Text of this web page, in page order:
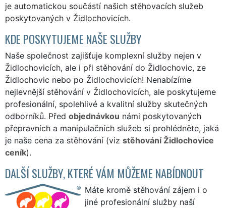
je automatickou součástí našich stěhovacích služeb
poskytovaných v Židlochovicích.
KDE POSKYTUJEME NAŠE SLUŽBY
Naše společnost zajišťuje komplexní služby nejen v
Židlochovicích, ale i při stěhování do Židlochovic, ze
Židlochovic nebo po Židlochovicích! Nenabízíme
nejlevnější stěhování v Židlochovicích, ale poskytujeme
profesionální, spolehlivé a kvalitní služby skutečných
odborníků. Před objednávkou námi poskytovaných
přepravních a manipulačních služeb si prohlédněte, jaká
je naše cena za stěhování (viz stěhování Židlochovice
ceník).
DALŠÍ SLUŽBY, KTERÉ VÁM MŮŽEME NABÍDNOUT
Máte kromě stěhování zájem i o
jiné profesionální služby naší